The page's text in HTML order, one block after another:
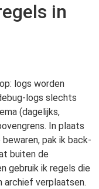
in
logs worden
logs slechts
(dagelijks,
In plaats
pak ik back-
buiten de
gebruik ik regels die
archief verplaatsen.